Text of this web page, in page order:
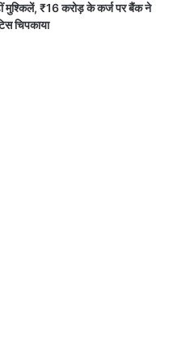
मुश्किलें, ₹16 करोड़ के कर्ज पर बैंक ने
चिपकाया